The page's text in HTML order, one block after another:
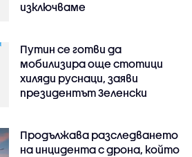
изключваме
Путин се готви да
мобилизира още стотици
хиляди руснаци, заяви
президентът Зеленски
Продължава разследването
на инцидента с дрона, който